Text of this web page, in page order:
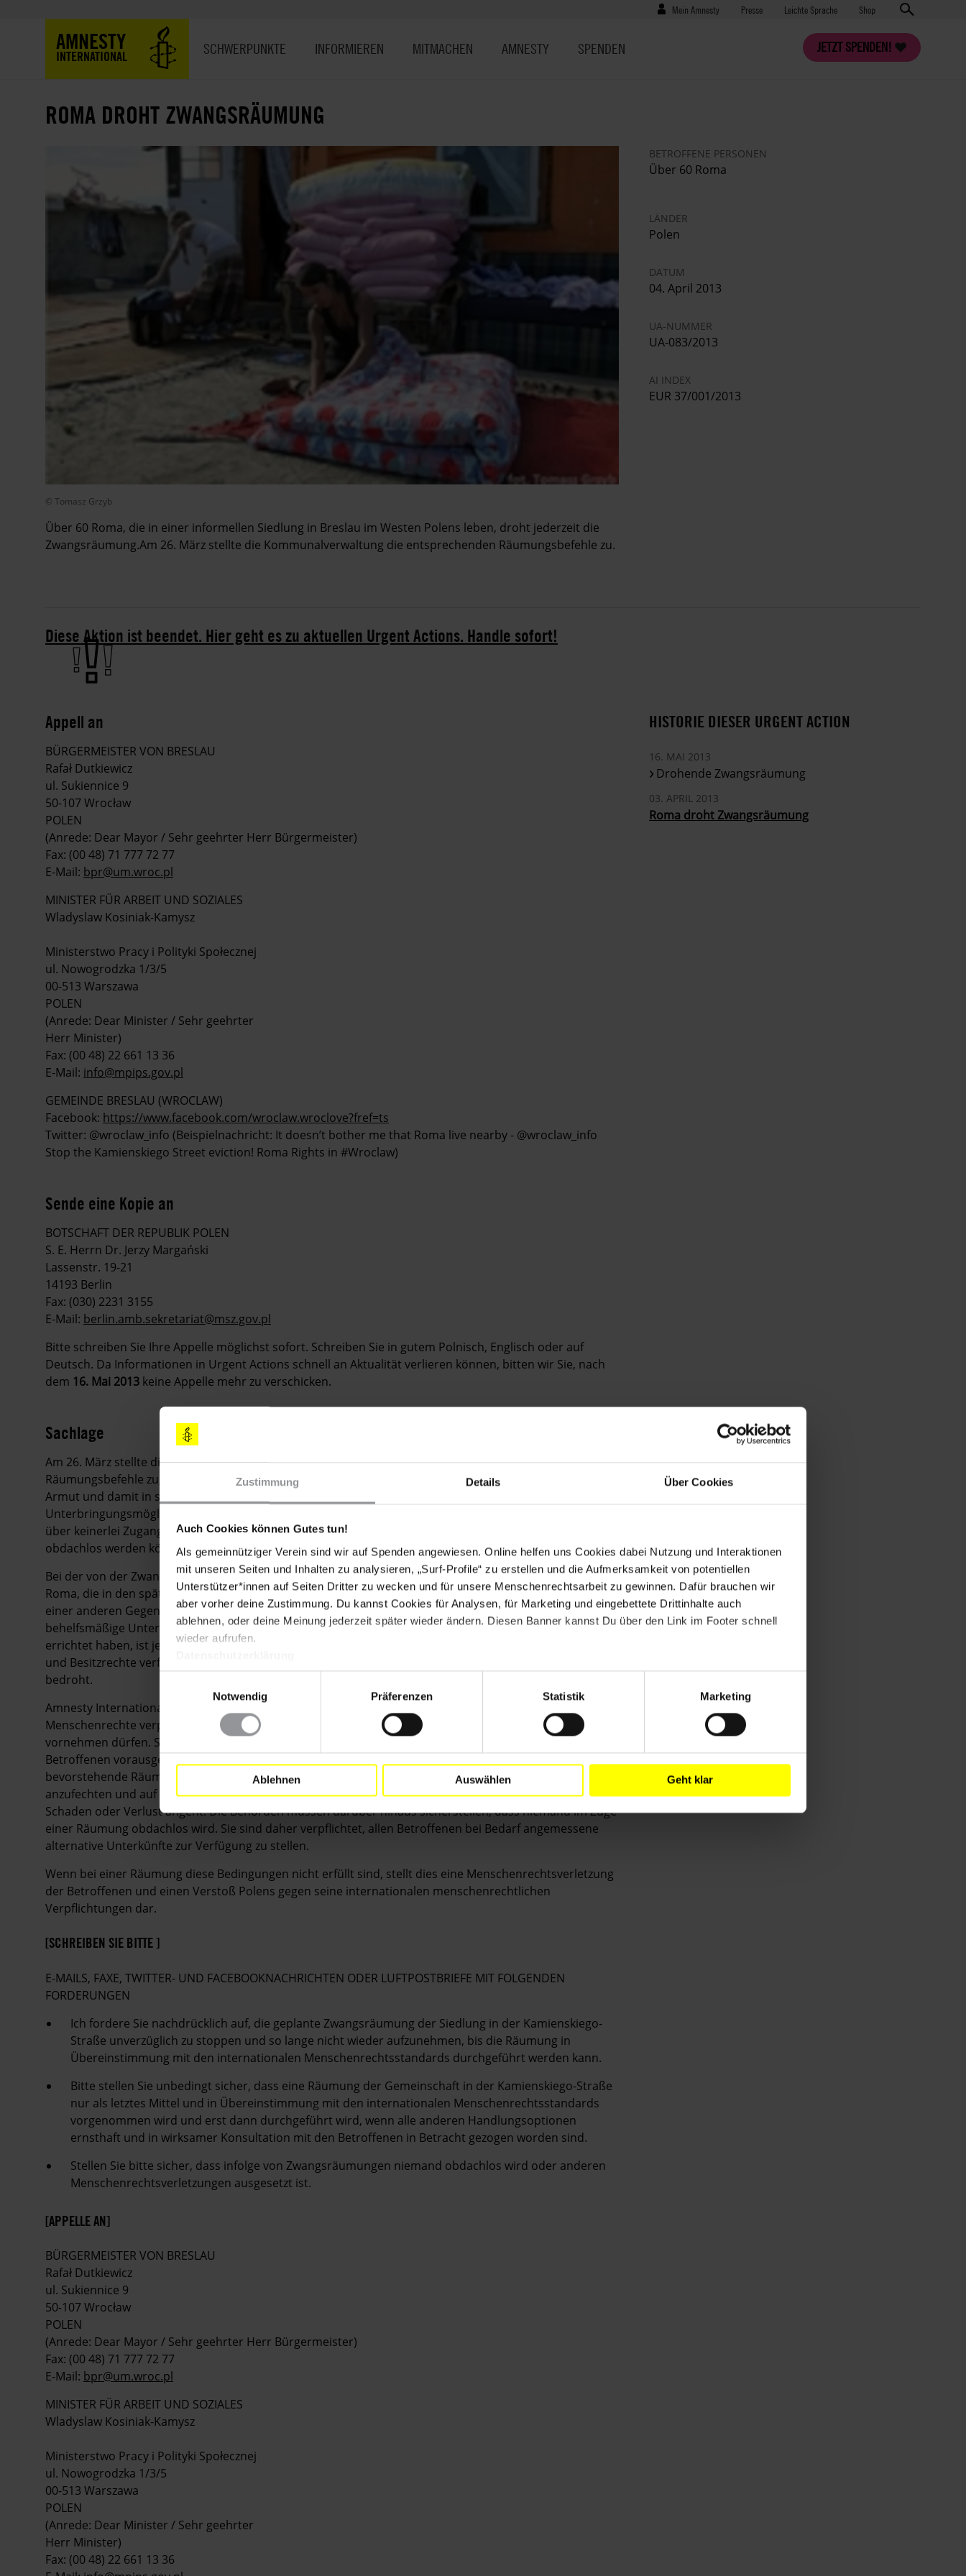
Zustimmung Details Über Cookies
Auch Cookies können Gutes tun!
Als gemeinnütziger Verein sind wir auf Spenden angewiesen. Online helfen uns Cookies dabei Nutzung und Interaktionen
mit unseren Seiten und Inhalten zu analysieren, „Surf-Profile“ zu erstellen und die Aufmerksamkeit von potentiellen
Unterstützer*innen auf Seiten Dritter zu wecken und für unsere Menschenrechtsarbeit zu gewinnen. Dafür brauchen wir
aber vorher deine Zustimmung. Du kannst Cookies für Analysen, für Marketing und eingebettete Drittinhalte auch
ablehnen, oder deine Meinung jederzeit später wieder ändern. Diesen Banner kannst Du über den Link im Footer schnell
wieder aufrufen.
Notwendig
Präferenzen Statistik Marketing
Ablehnen Auswählen Geht klar
Benutzermenü
Mein Amnesty Presse
Presse Leichte Sprache Shop
AMNESTY
INTERNATIONAL
JETZT SPENDEN!
SCHWERPUNKTE INFORMIEREN MITMACHEN AMNESTY SPENDEN
ROMA DROHT ZWANGSRÄUMUNG
© Tomasz Grzyb
Über 60 Roma, die in einer informellen Siedlung in Breslau im Westen Polens leben, droht jederzeit die
Zwangsräumung.Am 26. März stellte die Kommunalverwaltung die entsprechenden Räumungsbefehle zu.
BETROFFENE PERSONEN
Über 60 Roma
LÄNDER
Polen
DATUM
04. April 2013
UA-NUMMER
UA-083/2013
AI INDEX
EUR 37/001/2013
Diese Aktion ist beendet. Hier geht es zu aktuellen Urgent Actions. Handle sofort!
Appell an
BÜRGERMEISTER VON BRESLAU
Rafał Dutkiewicz
ul. Sukiennice 9
50-107 Wrocław
POLEN
(Anrede: Dear Mayor / Sehr geehrter Herr Bürgermeister)
Fax: (00 48) 71 777 72 77
E-Mail: bpr@um.wroc.pl
MINISTER FÜR ARBEIT UND SOZIALES
Wladyslaw Kosiniak-Kamysz
Ministerstwo Pracy i Polityki Społecznej
ul. Nowogrodzka 1/3/5
00-513 Warszawa
POLEN
(Anrede: Dear Minister / Sehr geehrter
Herr Minister)
Fax: (00 48) 22 661 13 36
E-Mail: info@mpips.gov.pl
GEMEINDE BRESLAU (WROCLAW)
Facebook: https://www.facebook.com/wroclaw.wroclove?fref=ts
Twitter: @wroclaw_info (Beispielnachricht: It doesn’t bother me that Roma live nearby - @wroclaw_info
Stop the Kamienskiego Street eviction! Roma Rights in #Wroclaw)
Sende eine Kopie an
BOTSCHAFT DER REPUBLIK POLEN
S. E. Herrn Dr. Jerzy Margański
Lassenstr. 19-21
14193 Berlin
Fax: (030) 2231 3155
E-Mail: berlin.amb.sekretariat@msz.gov.pl
Bitte schreiben Sie Ihre Appelle möglichst sofort. Schreiben Sie in gutem Polnisch, Englisch oder auf
Deutsch. Da Informationen in Urgent Actions schnell an Aktualität verlieren können, bitten wir Sie, nach
dem 16. Mai 2013 keine Appelle mehr zu verschicken.
Sachlage
Am 26. März stellte die Kommunalverwaltung von Breslau den BewohnerInnen einer informellen Siedlung
Räumungsbefehle zu, die ihnen 14 Tage Zeit gaben, die Gegend zu räumen. Obwohl die BewohnerInnen in
Armut und damit in sozialer Unsicherheit leben, haben die Lokalbehörden sie nicht bezüglich alternativer
Unterbringungsmöglichkeiten konsultiert. Die von der Zwangsräumung bedrohten Familien verfügen
über keinerlei Zugang zu alternativen Unterkünften, weshalb davon ausgegangen wird, dass 60 Personen
obdachlos werden könnten, darunter etwa 35 Kinder.
Bei der von der Zwangsräumung bedrohten Gemeinschaft in der Kamienskiego-Straße handelt es sich um
Roma, die in den späten 1990er-Jahren von Rumänien nach Breslau kamen. Nachdem sie zunächst in
einer anderen Gegend lebten und von dort vertrieben wurden, errichteten sie vor drei Jahren
behelfsmäßige Unterkünfte in der Kamienskiego-Straße. Das Grundstück, auf dem sie ihre Siedlung
errichtet haben, ist jedoch im Besitz der Kommunalverwaltung. Da die Roma nicht über sichere Nutzungs-
und Besitzrechte verfügen, sind sie ständig von rechtswidriger Zwangsräumung und gerichtlichen Klagen
bedroht.
Amnesty International weist darauf hin, dass Polen den internationalen Standards zum Schutz der
Menschenrechte verpflichtet ist und die polnischen Behörden Räumungen daher nur als letztes Mittel
vornehmen dürfen. Selbst dann muss einer Räumung immer eine wirksame Konsultation mit den
Betroffenen vorausgehen. Alle Betroffenen sollten zudem mit ausreichend Vorlauf über die
bevorstehende Räumung informiert werden, und sie müssen die Möglichkeit haben, die Räumung
anzufechten und auf wirksame Rechtsmittel zurückzugreifen, was z. B. Entschädigung für erlittenen
Schaden oder Verlust angeht. Die Behörden müssen darüber hinaus sicherstellen, dass niemand im Zuge
einer Räumung obdachlos wird. Sie sind daher verpflichtet, allen Betroffenen bei Bedarf angemessene
alternative Unterkünfte zur Verfügung zu stellen.
Wenn bei einer Räumung diese Bedingungen nicht erfüllt sind, stellt dies eine Menschenrechtsverletzung
der Betroffenen und einen Verstoß Polens gegen seine internationalen menschenrechtlichen
Verpflichtungen dar.
[SCHREIBEN SIE BITTE ]
E-MAILS, FAXE, TWITTER- UND FACEBOOKNACHRICHTEN ODER LUFTPOSTBRIEFE MIT FOLGENDEN
FORDERUNGEN
Ich fordere Sie nachdrücklich auf, die geplante Zwangsräumung der Siedlung in der Kamienskiego-
Straße unverzüglich zu stoppen und so lange nicht wieder aufzunehmen, bis die Räumung in
Übereinstimmung mit den internationalen Menschenrechtsstandards durchgeführt werden kann.
Bitte stellen Sie unbedingt sicher, dass eine Räumung der Gemeinschaft in der Kamienskiego-Straße
nur als letztes Mittel und in Übereinstimmung mit den internationalen Menschenrechtsstandards
vorgenommen wird und erst dann durchgeführt wird, wenn alle anderen Handlungsoptionen
ernsthaft und in wirksamer Konsultation mit den Betroffenen in Betracht gezogen worden sind.
Stellen Sie bitte sicher, dass infolge von Zwangsräumungen niemand obdachlos wird oder anderen
Menschenrechtsverletzungen ausgesetzt ist.
[APPELLE AN]
BÜRGERMEISTER VON BRESLAU
Rafał Dutkiewicz
ul. Sukiennice 9
50-107 Wrocław
POLEN
(Anrede: Dear Mayor / Sehr geehrter Herr Bürgermeister)
Fax: (00 48) 71 777 72 77
E-Mail: bpr@um.wroc.pl
MINISTER FÜR ARBEIT UND SOZIALES
Wladyslaw Kosiniak-Kamysz
Ministerstwo Pracy i Polityki Społecznej
ul. Nowogrodzka 1/3/5
00-513 Warszawa
POLEN
(Anrede: Dear Minister / Sehr geehrter
Herr Minister)
Fax: (00 48) 22 661 13 36
HISTORIE DIESER URGENT ACTION
16. MAI 2013
Drohende Zwangsräumung
03. APRIL 2013
Roma droht Zwangsräumung